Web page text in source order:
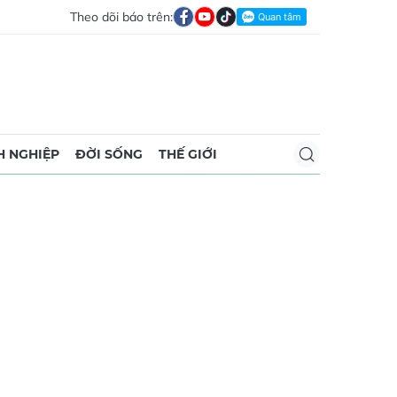
Theo dõi báo trên:
NGHIỆP ĐỜI SỐNG THẾ GIỚI